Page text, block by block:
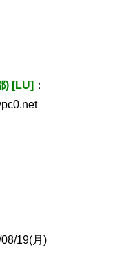
) [LU] ：
08/19(月)